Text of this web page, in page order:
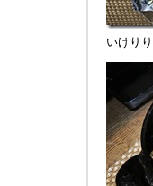
いけり